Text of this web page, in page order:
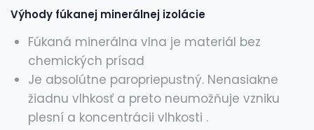
Výhody fúkanej minerálnej izolácie
Fúkaná minerálna vlna je materiál bez
chemických prísad
Je absolútne paropriepustný. Nenasiakne
žiadnu vlhkosť a preto neumožňuje vzniku
plesní a koncentrácii vlhkosti .